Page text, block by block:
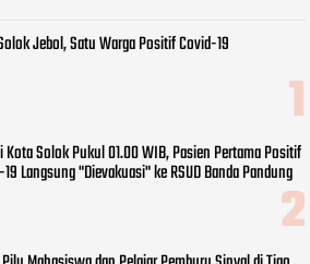
Jebol, Satu Warga Positif Covid-19
Kota Solok Pukul 01.00 WIB, Pasien Pertama Positif
Langsung "Dievakuasi" ke RSUD Banda Pandung